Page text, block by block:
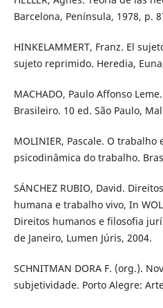
Barcelona, Península, 1978, p.
HINKELAMMERT, Franz. El
sujeto reprimido. Heredia,
MACHADO, Paulo Affonso
Brasileiro. 10 ed. São Paulo,
MOLINIER, Pascale. O
psicodinâmica do trabalho.
SÁNCHEZ RUBIO, David.
humana e trabalho vivo, In
Direitos humanos e filosofia
de Janeiro, Lumen Júris, 2004.
SCHNITMAN DORA F. (org.).
subjetividade. Porto Alegre: